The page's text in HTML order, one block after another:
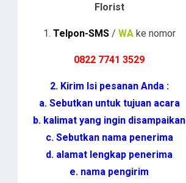
Florist
1. Telpon-SMS/ WAke nomor
0822 7741 3529
2. Kirim Isi pesanan Anda :
a. Sebutkan untuk tujuan acara
b. kalimat yang ingin disampaikan
c. Sebutkan nama penerima
d. alamat lengkap penerima
e. nama pengirim